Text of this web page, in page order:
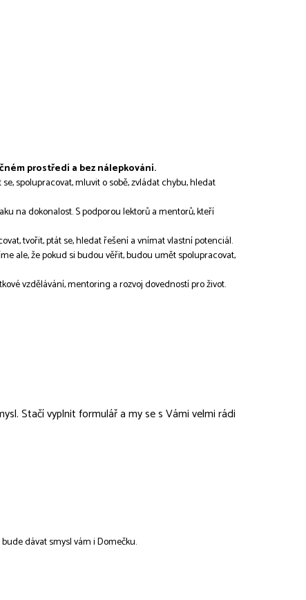
prostředí a bez nálepkování.
spolupracovat, mluvit o sobě, zvládat chybu, hledat
na dokonalost. S podporou lektorů a mentorů, kteří
tvořit, ptát se, hledat řešení a vnímat vlastní potenciál.
ale, že pokud si budou věřit, budou umět spolupracovat,
vzdělávání, mentoring a rozvoj dovedností pro život.
Stačí vyplnit formulář a my se s Vámi velmi rádi
dávat smysl vám i Domečku.